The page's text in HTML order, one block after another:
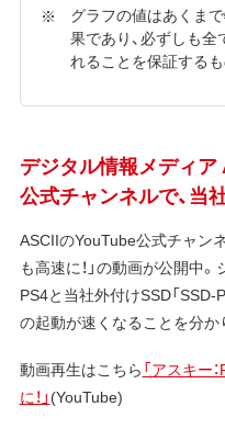
グラフの値はあくま
果であり、必ずしも
れることを保証する
デジタル情報メディ
公式チャンネルで、当
ASCIIのYouTube公式チャン
も高速に！」の動画が公開中
PS4と当社外付けSSD「
の起動が速くなることを分か
動画再生はこちら 「アスキー
に！」 (YouTube)